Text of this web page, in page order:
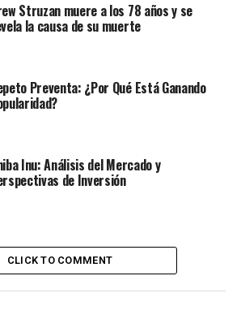
Struzan muere a los 78 años y se
la causa de su muerte
Preventa: ¿Por Qué Está Ganando
Inu: Análisis del Mercado y
de Inversión
CLICK TO COMMENT